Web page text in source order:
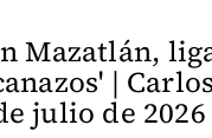
Mazatlán,
| Carlos
julio de 2026